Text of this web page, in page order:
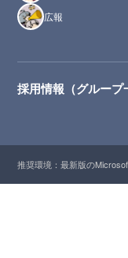
広報
採用情報（グループ
推奨環境：最新版の